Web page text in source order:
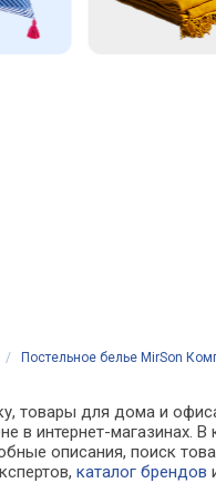
/ Постельное белье MirSon
товары для дома и
в интернет-
описания, поиск
каталог брендов